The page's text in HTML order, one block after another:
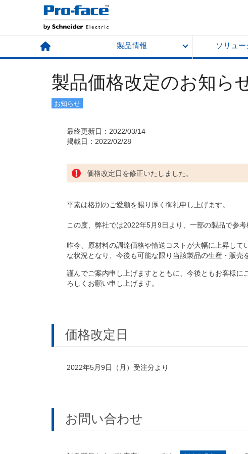
製品情報 ソリュー
製品価格改定のお知ら
お知らせ
最終更新日：2022/03/14
掲載日：2022/02/28
価格改定日を修正いたしました。
平素は格別のご愛顧を賜り厚く御礼申し上げます。
この度、弊社では2022年5月9日より、一部の製品で参
昨今、原材料の調達価格や輸送コストが大幅に上昇し
な状況となり、今後も可能な限り当該製品の生産・販売
謹んでご案内申し上げますとともに、今後ともお客様
ろしくお願い申し上げます。
価格改定日
2022年5月9日（月）受注分より
お問い合わせ